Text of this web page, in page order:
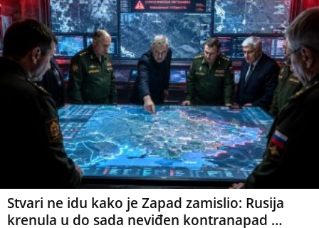
Stvari ne idu kako je Zapad zamislio: Rusija
krenula u do sada neviđen kontranapad …